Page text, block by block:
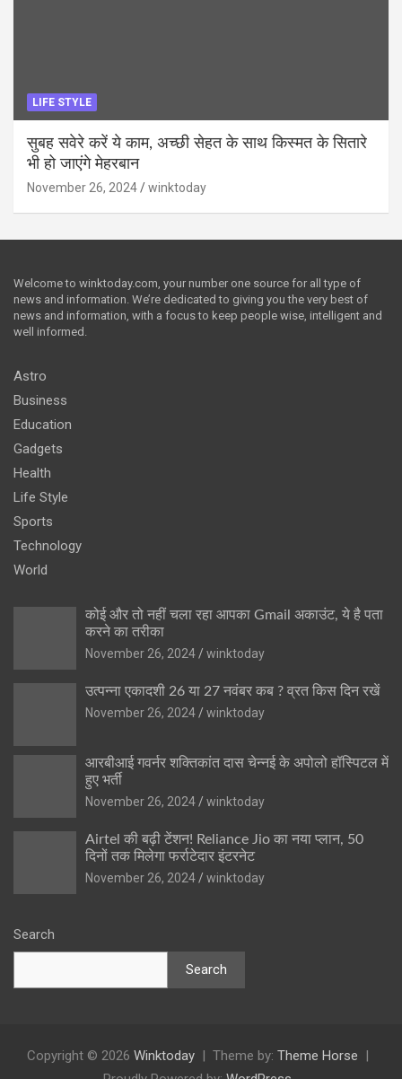
LIFE STYLE
सुबह सवेरे करें ये काम, अच्छी सेहत के साथ किस्मत के सितारे
भी हो जाएंगे मेहरबान
November 26, 2024 winktoday
Welcome to winktoday.com, your number one source for all type of
news and information. We’re dedicated to giving you the very best of
news and information, with a focus to keep people wise, intelligent and
well informed.
Astro
Business
Education
Gadgets
Health
Life Style
Sports
Technology
World
कोई और तो नहीं चला रहा आपका Gmail अकाउंट, ये है पता
करने का तरीका
November 26, 2024
winktoday
उत्पन्ना एकादशी 26 या 27 नवंबर कब ? व्रत किस दिन रखें
November 26, 2024
winktoday
आरबीआई गवर्नर शक्तिकांत दास चेन्नई के अपोलो हॉस्पिटल में
हुए भर्ती
November 26, 2024
winktoday
Airtel की बढ़ी टेंशन! Reliance Jio का नया प्लान, 50
दिनों तक मिलेगा फर्राटेदार इंटरनेट
November 26, 2024
winktoday
Search
Search
Copyright © 2026 Winktoday Theme by: Theme Horse